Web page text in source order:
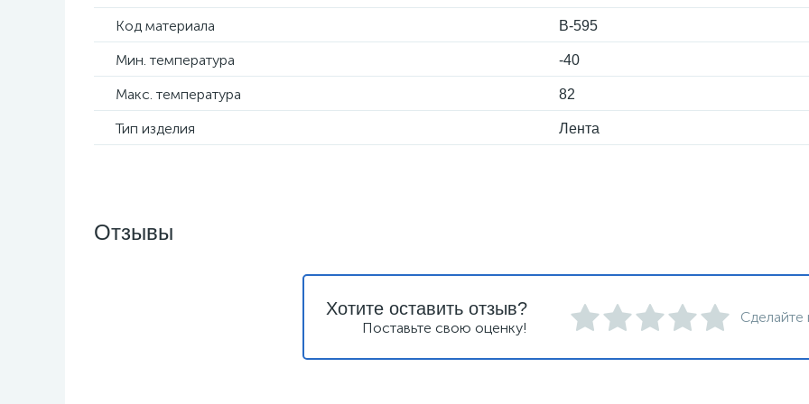
Код материала B-595
Мин. температура -40
Макс. температура 82
Тип изделия Лента
Отзывы
Хотите оставить отзыв?
Поставьте свою оценку!
Сделайте